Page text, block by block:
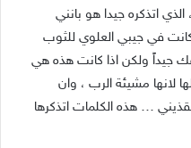
اتذكره جيدا هو بانني
في جيبي العلوي للثوب
جيداً ولكن اذا كانت هذه هي
لانها مشيئة الرب ، وان
… هذه الكلمات اتذكرها